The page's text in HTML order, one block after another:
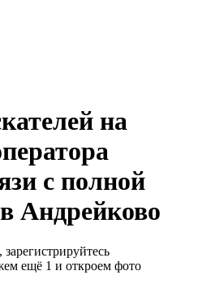
на
с полной
Андрейково
ещё 1 и откроем фото